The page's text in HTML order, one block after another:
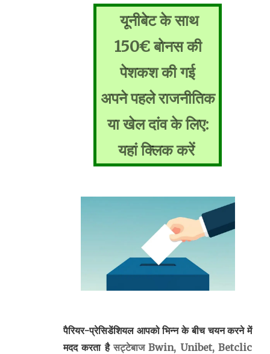
यूनीबेट के साथ
150€ बोनस की
पेशकश की गई
अपने पहले राजनीतिक
या खेल दांव के लिए:
यहां क्लिक करें
पैरियर-प्रेसिडेंशियल आपको भिन्न के बीच चयन करने में
मदद करता हैसट्टेबाज Bwin, Unibet, Betclic